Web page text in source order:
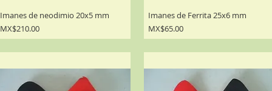
Imanes de neodimio 20x5 mm
Precio
MX$210.00
Imanes de Ferrita 25x6 mm
Precio
MX$65.00